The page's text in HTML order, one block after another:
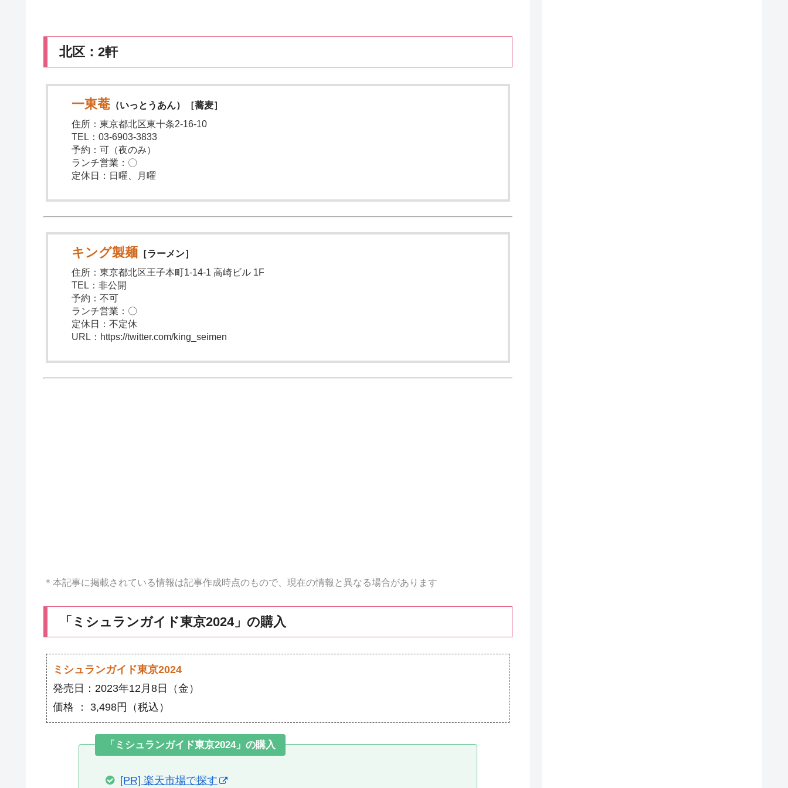
北区：2軒
一東菴 （いっとうあん）［蕎麦］
住所：東京都北区東十条2-16-10
TEL：03-6903-3833
予約：可（夜のみ）
ランチ営業：〇
定休日：日曜、月曜
キング製麺 ［ラーメン］
住所：東京都北区王子本町1-14-1 高崎ビル 1F
TEL：非公開
予約：不可
ランチ営業：〇
定休日：不定休
URL：https://twitter.com/king_seimen
＊本記事に掲載されている情報は記事作成時点のもので、現在の情報と異なる場合があります
「ミシュランガイド東京2024」の購入
ミシュランガイド東京2024
発売日：2023年12月8日（金）
価格 ： 3,498円（税込）
「ミシュランガイド東京2024」の購入
[PR] 楽天市場で探す